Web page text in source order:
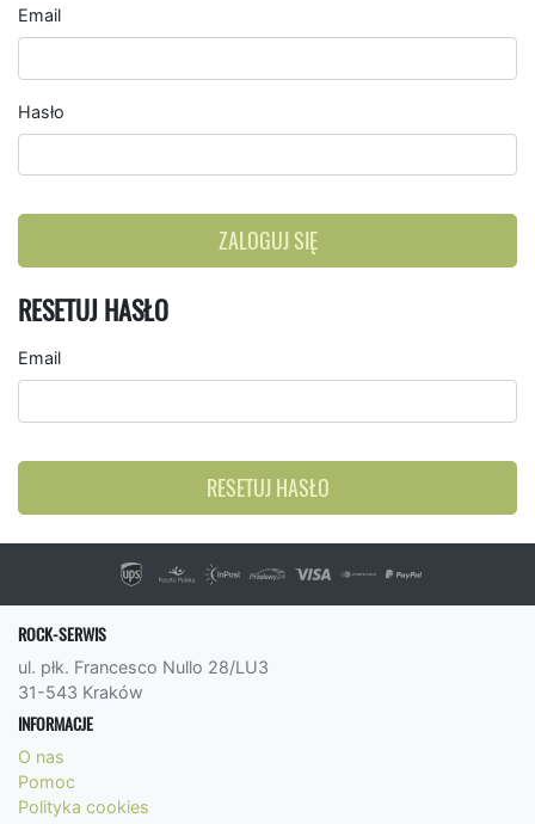
Email
Hasło
ZALOGUJ SIĘ
RESETUJ HASŁO
Email
RESETUJ HASŁO
ROCK-SERWIS
ul. płk. Francesco Nullo 28/LU3
31-543 Kraków
INFORMACJE
O nas
Pomoc
Polityka cookies